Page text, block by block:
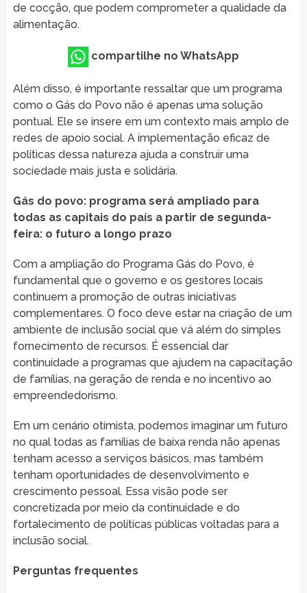
de cocção, que podem comprometer a qualidade da
alimentação.
compartilhe no WhatsApp
Além disso, é importante ressaltar que um programa
como o Gás do Povo não é apenas uma solução
pontual. Ele se insere em um contexto mais amplo de
redes de apoio social. A implementação eficaz de
políticas dessa natureza ajuda a construir uma
sociedade mais justa e solidária.
Gás do povo: programa será ampliado para
todas as capitais do país a partir de segunda-
feira: o futuro a longo prazo
Com a ampliação do Programa Gás do Povo, é
fundamental que o governo e os gestores locais
continuem a promoção de outras iniciativas
complementares. O foco deve estar na criação de um
ambiente de inclusão social que vá além do simples
fornecimento de recursos. É essencial dar
continuidade a programas que ajudem na capacitação
de famílias, na geração de renda e no incentivo ao
empreendedorismo.
Em um cenário otimista, podemos imaginar um futuro
no qual todas as famílias de baixa renda não apenas
tenham acesso a serviços básicos, mas também
tenham oportunidades de desenvolvimento e
crescimento pessoal. Essa visão pode ser
concretizada por meio da continuidade e do
fortalecimento de políticas públicas voltadas para a
inclusão social.
Perguntas frequentes